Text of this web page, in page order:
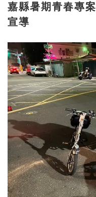
嘉縣暑期青春專案 歌唱競賽結合反詐反毒
宣導